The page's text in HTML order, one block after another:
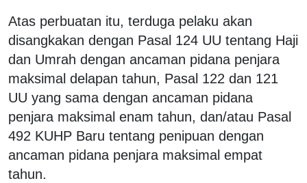
Atas perbuatan itu, terduga pelaku akan
disangkakan dengan Pasal 124 UU tentang Haji
dan Umrah dengan ancaman pidana penjara
maksimal delapan tahun, Pasal 122 dan 121
UU yang sama dengan ancaman pidana
penjara maksimal enam tahun, dan/atau Pasal
492 KUHP Baru tentang penipuan dengan
ancaman pidana penjara maksimal empat
tahun.